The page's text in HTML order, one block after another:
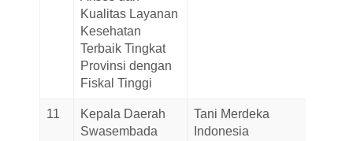
Kualitas Layanan
Kesehatan
Terbaik Tingkat
Provinsi dengan
Fiskal Tinggi
11
Kepala Daerah
Swasembada
Tani Merdeka
Indonesia